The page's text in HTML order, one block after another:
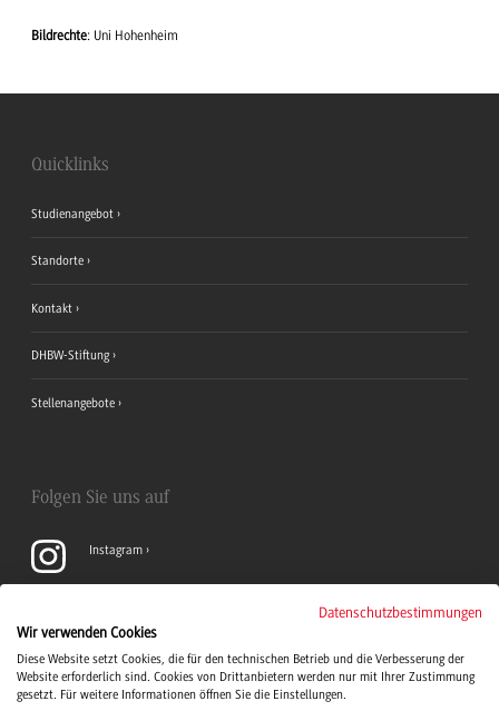
Bildrechte: Uni Hohenheim
Quicklinks
Studienangebot
Standorte
Kontakt
DHBW-Stiftung
Stellenangebote
Folgen Sie uns auf
Instagram
LinkedIn
Datenschutzbestimmungen
Wir verwenden Cookies
Diese Website setzt Cookies, die für den technischen Betrieb und die Verbesserung der
Website erforderlich sind. Cookies von Drittanbietern werden nur mit Ihrer Zustimmung
gesetzt. Für weitere Informationen öffnen Sie die Einstellungen.